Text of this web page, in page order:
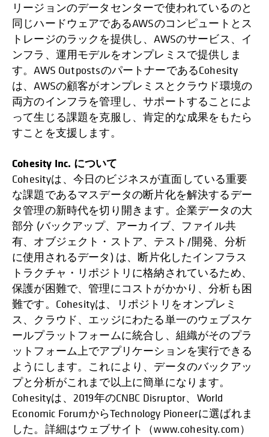
リージョンのデータセンターで使われているのと
同じハードウェアであるAWSのコンピュートとス
トレージのラックを提供し、AWSのサービス、イ
ンフラ、運用モデルをオンプレミスで提供しま
す。AWS OutpostsのパートナーであるCohesity
は、AWSの顧客がオンプレミスとクラウド環境の
両方のインフラを管理し、サポートすることによ
って生じる課題を克服し、肯定的な成果をもたら
すことを支援します。
Cohesity Inc. について
Cohesityは、今日のビジネスが直面している重要
な課題であるマスデータの断片化を解決するデー
タ管理の新時代を切り開きます。企業データの大
部分 (バックアップ、アーカイブ、ファイル共
有、オブジェクト・ストア、テスト/開発、分析
に使用されるデータ) は、断片化したインフラス
トラクチャ・リポジトリに格納されているため、
保護が困難で、管理にコストがかかり、分析も困
難です。Cohesityは、リポジトリをオンプレミ
ス、クラウド、エッジにわたる単一のウェブスケ
ールプラットフォームに統合し、組織がそのプラ
ットフォーム上でアプリケーションを実行できる
ようにします。これにより、データのバックアッ
プと分析がこれまで以上に簡単になります。
Cohesityは、2019年のCNBC Disruptor、World
Economic ForumからTechnology Pioneerに選ばれま
した。詳細はウェブサイト（www.cohesity.com）